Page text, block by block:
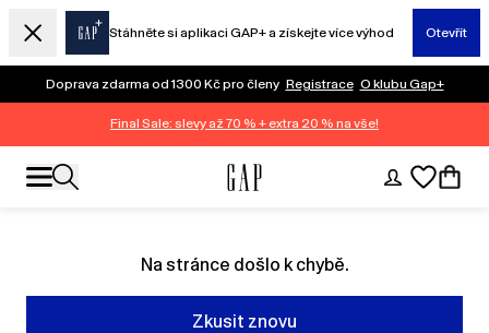
Stáhněte si aplikaci GAP+ a získejte více výhod Otevřít
Doprava zdarma od 1300 Kč pro členy Registrace O klubu Gap+
Final Sale: slevy až 70 % + extra 20 % na vše!
Na stránce došlo k chybě.
Zkusit znovu